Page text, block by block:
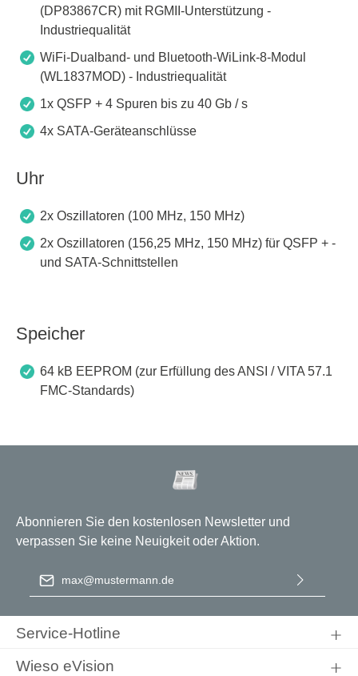
(DP83867CR) mit RGMII-Unterstützung -
Industriequalität
WiFi-Dualband- und Bluetooth-WiLink-8-Modul
(WL1837MOD) - Industriequalität
1x QSFP + 4 Spuren bis zu 40 Gb / s
4x SATA-Geräteanschlüsse
Uhr
2x Oszillatoren (100 MHz, 150 MHz)
2x Oszillatoren (156,25 MHz, 150 MHz) für QSFP + -
und SATA-Schnittstellen
Speicher
64 kB EEPROM (zur Erfüllung des ANSI / VITA 57.1
FMC-Standards)
Abonnieren Sie den kostenlosen Newsletter und
verpassen Sie keine Neuigkeit oder Aktion.
E-Mail-Adresse
einverstanden.
Service-Hotline
Wieso eVision